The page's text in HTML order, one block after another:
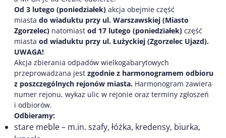
Od 3 lutego (poniedziałek) akcja obejmie część
miasta do wiaduktu przy ul. Warszawskiej (Miasto
Zgorzelec) natomiast od 17 lutego (poniedziałek) część
miasta od wiaduktu przy ul. Łużyckiej (Zgorzelec Ujazd).
UWAGA!
Akcja zbierania odpadów wielkogabarytowych
przeprowadzana jest zgodnie z harmonogramem odbioru
z poszczególnych rejonów miasta. Harmonogram zawiera
numer rejonu, wykaz ulic w rejonie oraz terminy zgłoszeń
i odbiorów.
Odbieramy:
stare meble – m.in. szafy, łóżka, kredensy, biurka,